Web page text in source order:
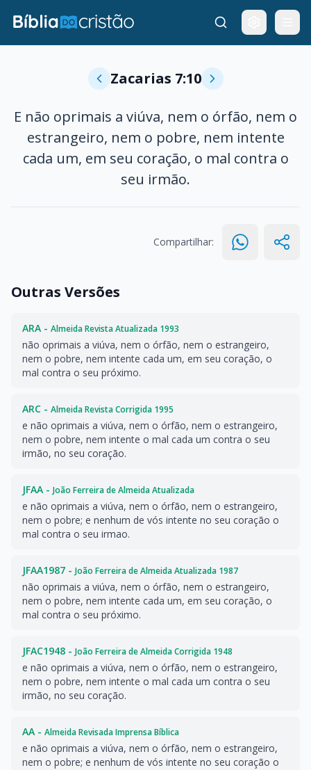
Zacarias 7:10
E não oprimais a viúva, nem o órfão, nem o
estrangeiro, nem o pobre, nem intente
cada um, em seu coração, o mal contra o
seu irmão.
Compartilhar:
Outras Versões
ARA - Almeida Revista Atualizada 1993
não oprimais a viúva, nem o órfão, nem o estrangeiro,
nem o pobre, nem intente cada um, em seu coração, o
mal contra o seu próximo.
ARC - Almeida Revista Corrigida 1995
e não oprimais a viúva, nem o órfão, nem o estrangeiro,
nem o pobre, nem intente o mal cada um contra o seu
irmão, no seu coração.
JFAA - João Ferreira de Almeida Atualizada
e não oprimais a viúva, nem o órfão, nem o estrangeiro,
nem o pobre; e nenhum de vós intente no seu coração o
mal contra o seu irmao.
JFAA1987 - João Ferreira de Almeida Atualizada 1987
não oprimais a viúva, nem o órfão, nem o estrangeiro,
nem o pobre, nem intente cada um, em seu coração, o
mal contra o seu próximo.
JFAC1948 - João Ferreira de Almeida Corrigida 1948
e não oprimais a viúva, nem o órfão, nem o estrangeiro,
nem o pobre, nem intente o mal cada um contra o seu
irmão, no seu coração.
AA - Almeida Revisada Imprensa Bíblica
e não oprimais a viúva, nem o órfão, nem o estrangeiro,
nem o pobre; e nenhum de vós intente no seu coração o